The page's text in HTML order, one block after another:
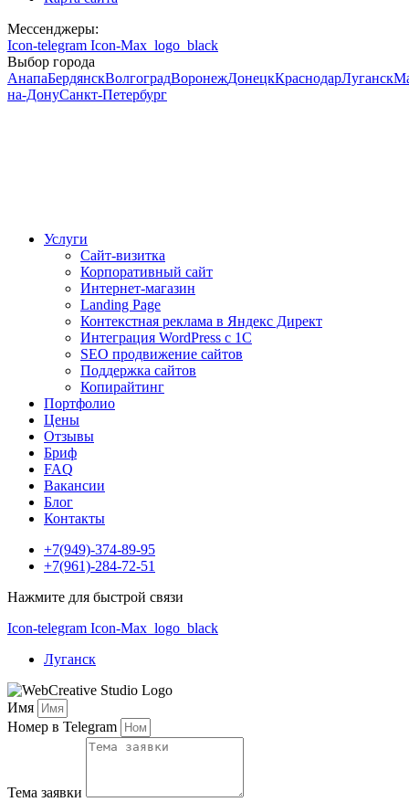
Мессенджеры:
Icon-telegram Icon-Max_logo_black
Выбор города
АнапаБердянскВолгоградВоронежДонецкКраснодарЛуганск
на-ДонуСанкт-Петербург
Услуги
Сайт-визитка
Корпоративный сайт
Интернет-магазин
Landing Page
Контекстная реклама в Яндекс Директ
Интеграция WordPress c 1C
SEO продвижение сайтов
Поддержка сайтов
Копирайтинг
Портфолио
Цены
Отзывы
Бриф
FAQ
Вакансии
Блог
Контакты
+7(949)-374-89-95
+7(961)-284-72-51
Нажмите для быстрой связи
Icon-telegram Icon-Max_logo_black
Луганск
Имя
Номер в Telegram
Тема заявки